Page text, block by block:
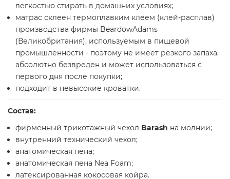
легкостью стирать в домашних условиях;
матрас склеен термоплавким клеем (клей-расплав)
производства фирмы BeardowAdams
(Великобритания), используемым в пищевой
промышленности - поэтому не имеет резкого запаха,
абсолютно безвреден и может использоваться с
первого дня после покупки;
подходит в невысокие кроватки.
Состав:
фирменный трикотажный чехол Barash на молнии;
внутренний технический чехол;
анатомическая пена;
анатомическая пена Nea Foam;
латексированная кокосовая койра.